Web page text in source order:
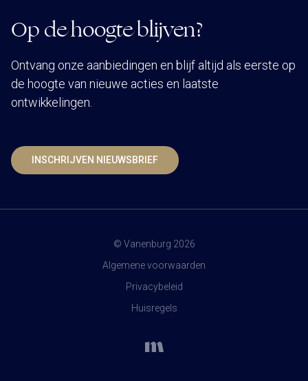
Op de hoogte blijven?
Ontvang onze aanbiedingen en blijf altijd als eerste op
de hoogte van nieuwe acties en laatste
ontwikkelingen.
INSCHRIJVEN NIEUWSBRIEF
© Vanenburg 2026
Algemene voorwaarden
Privacybeleid
Huisregels